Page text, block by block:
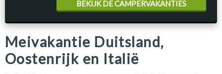
Meivakantie Duitsland,
Oostenrijk en Italië
BEKIJK DE CAMPERVAKANTIES